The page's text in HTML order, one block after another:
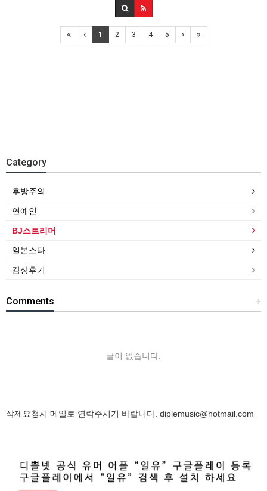
1 2 3 4 5
Category
후방주의
연예인
BJ스트리머
일본스타
감상후기
+
Comments
글이 없습니다.
삭제요청시 메일로 연락주시기 바랍니다. diplemusic@hotmail.com